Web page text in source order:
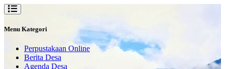
Menu Kategori
Perpustakaan Online
Berita Desa
Agenda Desa